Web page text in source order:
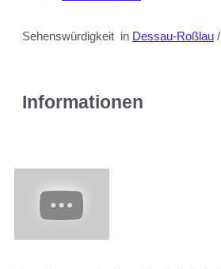
Sehenswürdigkeit in Dessau-Roßlau /
Informationen